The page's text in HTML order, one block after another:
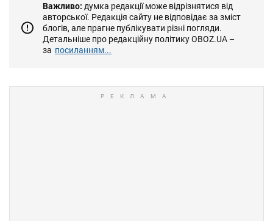
Важливо: думка редакції може відрізнятися від
авторської. Редакція сайту не відповідає за зміст
блогів, але прагне публікувати різні погляди.
Детальніше про редакційну політику OBOZ.UA –
за посиланням...